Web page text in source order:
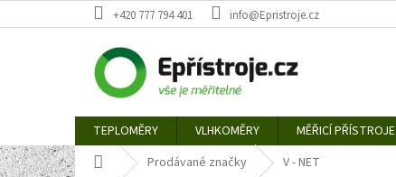
na
+420 777 794 401 info@Epristroje.cz
TEPLOMĚRY VLHKOMĚRY MĚŘICÍ PŘÍSTROJE
Domů Prodávané značky V - NET